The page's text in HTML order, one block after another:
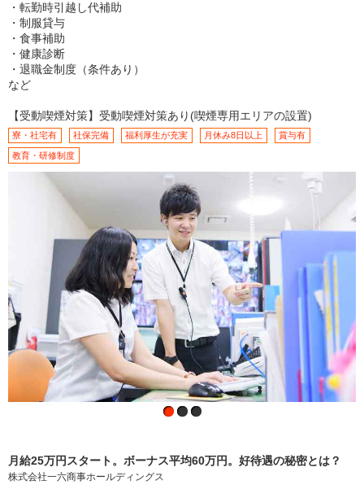
・転勤時引越し代補助
・制服貸与
・食事補助
・健康診断
・退職金制度（条件あり）
など
【受動喫煙対策】受動喫煙対策あり(喫煙専用エリアの設置)
寮・社宅有 社保完備 福利厚生が充実 月休み8日以上 賞与有
教育・研修制度
月給25万円スタート。ボーナス平均60万円。好待遇の秘密とは？
株式会社一六商事ホールディングス